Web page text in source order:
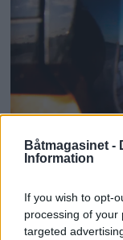
Båtmagasinet -
Information
If you wish to opt-
processing of your
targeted